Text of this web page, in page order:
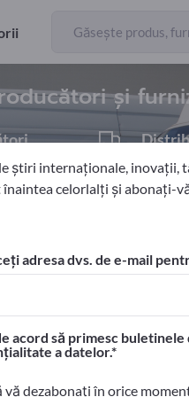
și
2
comerciale >> începeți aici
dvs. pe
aici
știri internaționale, inovații,
celorlalți și abonați-
adresa dvs. de e-mail
acord să primesc
a datelor.
vă dezabonați în orice